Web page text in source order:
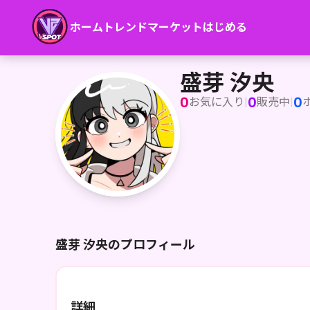
ホーム トレンドマーケットはじめる
盛芽 汐央
盛芽 汐央
0お気に入り |0販売中|0
盛芽 汐央のプロフィール